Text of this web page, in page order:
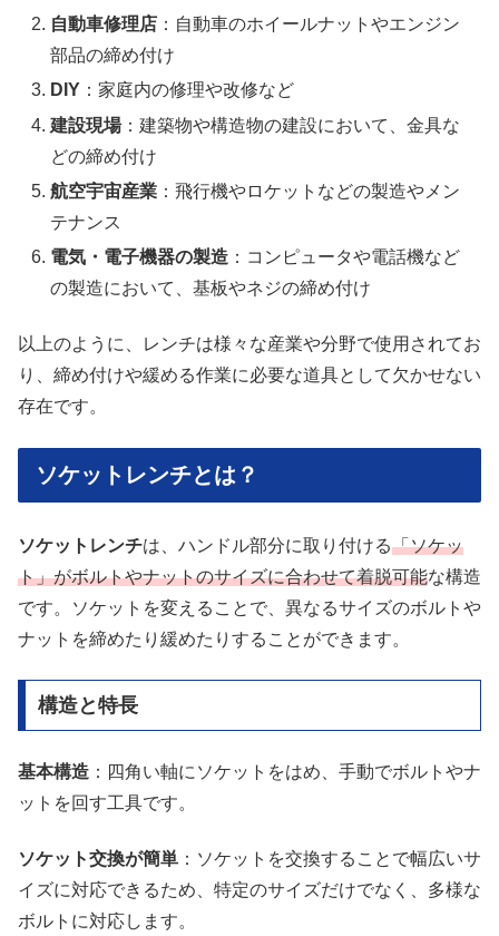
自動車修理店 ：自動車のホイールナットやエンジン
部品の締め付け
DIY ：家庭内の修理や改修など
建設現場：建築物や構造物の建設において、金具な
どの締め付け
航空宇宙産業 ：飛行機やロケットなどの製造やメン
テナンス
電気・電子機器の製造 ：コンピュータや電話機など
の製造において、基板やネジの締め付け
以上のように、レンチは様々な産業や分野で使用されてお
り、締め付けや緩める作業に必要な道具として欠かせない
存在です。
ソケットレンチとは？
ソケットレンチは、ハンドル部分に取り付ける「ソケッ
ト」がボルトやナットのサイズに合わせて着脱可能な構造
です。ソケットを変えることで、異なるサイズのボルトや
ナットを締めたり緩めたりすることができます。
構造と特長
基本構造 ：四角い軸にソケットをはめ、手動でボルトやナ
ットを回す工具です。
ソケット交換が簡単 ：ソケットを交換することで幅広いサ
イズに対応できるため、特定のサイズだけでなく、多様な
ボルトに対応します。